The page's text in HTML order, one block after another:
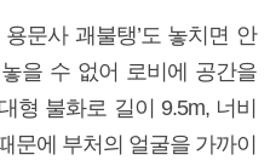
문사 괘불탱’도 놓치면 안
을 수 없어 로비에 공간을
형 불화로 길이 9.5m, 너비
문에 부처의 얼굴을 가까이